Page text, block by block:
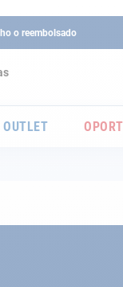
o reembolsado
OUTLET